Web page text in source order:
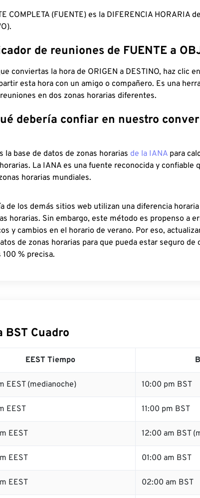
COMPLETA (FUENTE) es la DIFERENCIA HORARIA
de reuniones de FUENTE a
conviertas la hora de ORIGEN a DESTINO, haz clic
esta hora con un amigo o compañero. Es una
en dos zonas horarias diferentes.
debería confiar en nuestro
la base de datos de zonas horarias de la IANA para
La IANA es una fuente reconocida y confiable
horarias mundiales.
de los demás sitios web utilizan una diferencia
horarias. Sin embargo, este método es propenso a
y cambios en el horario de verano. Por eso,
de zonas horarias para que pueda estar seguro
100 % precisa.
BST Cuadro
EEST Tiempo
EEST (medianoche) 10:00 pm BST
EEST 11:00 pm BST
EEST 12:00 am BST
EEST 01:00 am BST
EEST 02:00 am BST